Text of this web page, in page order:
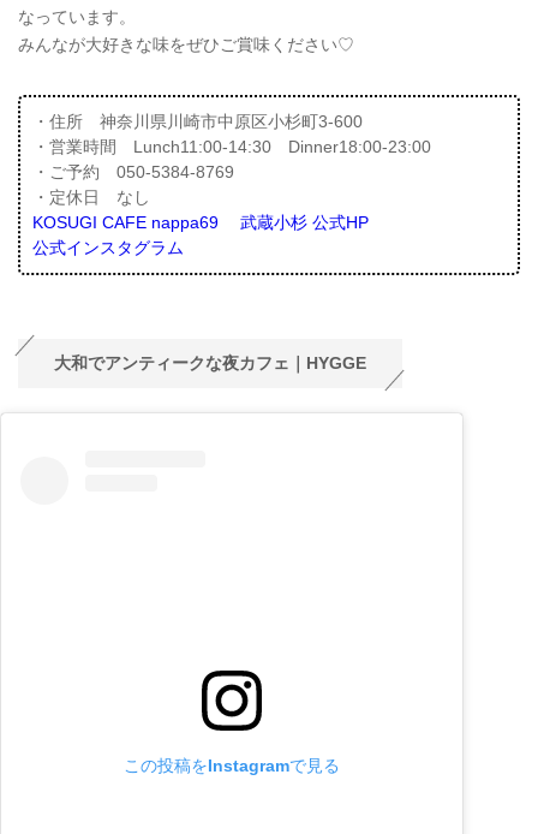
なっています。
みんなが大好きな味をぜひご賞味ください♡
・住所 神奈川県川崎市中原区小杉町3-600
・営業時間 Lunch11:00-14:30 Dinner18:00-23:00
・ご予約 050-5384-8769
・定休日 なし
KOSUGI CAFE nappa69 武蔵小杉 公式HP
公式インスタグラム
大和でアンティークな夜カフェ｜HYGGE
この投稿をInstagramで見る